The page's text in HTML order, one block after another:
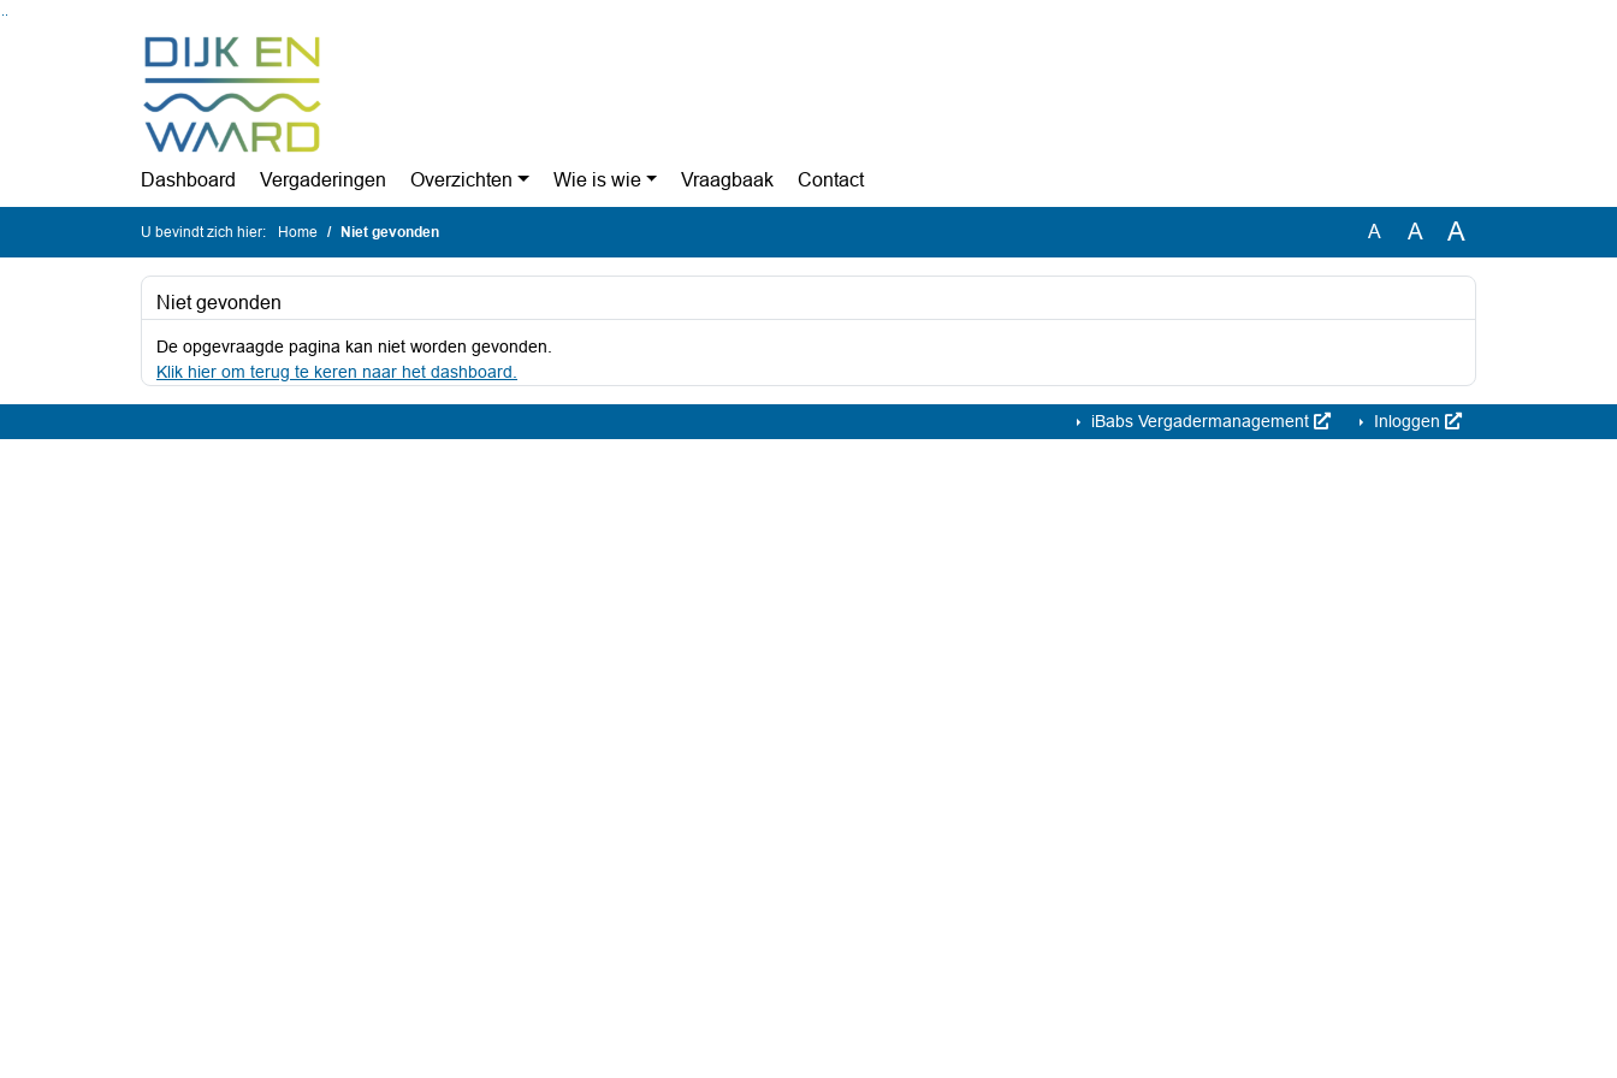
Dashboard Vergaderingen Overzichten Wie is wie Vraagbaak Contact
U bevindt zich hier: Home Niet gevonden A A A
Niet gevonden
De opgevraagde pagina kan niet worden gevonden.
Klik hier om terug te keren naar het dashboard.
iBabs Vergadermanagement Inloggen